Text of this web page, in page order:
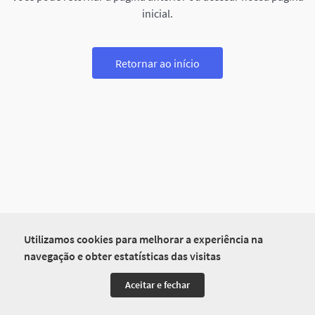
Utilizamos cookies para melhorar a experiência na
navegação e obter estatísticas das visitas
Aceitar e fechar
inicial.
Retornar ao início